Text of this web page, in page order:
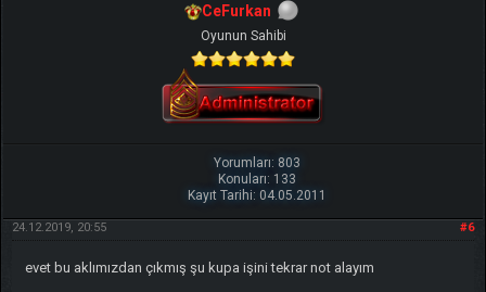
CeFurkan
Oyunun Sahibi
Yorumları: 803
Konuları: 133
Kayıt Tarihi: 04.05.2011
#6
24.12.2019, 20:55
evet bu aklımızdan çıkmış şu kupa işini tekrar not alayım